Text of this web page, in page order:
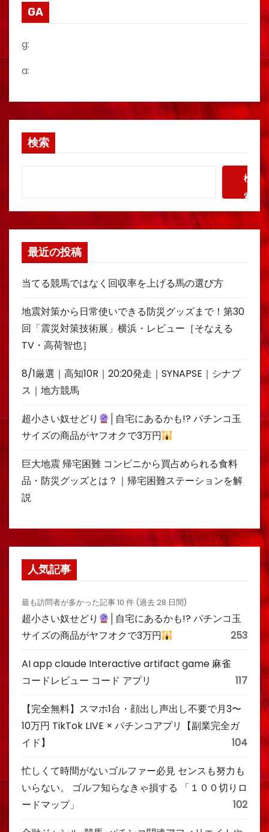
GA
g:
a:
検索
検
索
最近の投稿
当てる競馬ではなく回収率を上げる馬の選び方
地震対策から日常使いできる防災グッズまで！第30
回「震災対策技術展」横浜・レビュー［そなえる
TV・高荷智也］
8/1厳選｜高知10R｜20:20発走｜SYNAPSE｜シナプ
ス｜地方競馬
超小さい奴せどり
│自宅にあるかも!? パチンコ玉
サイズの商品がヤフオクで3万円
巨大地震 帰宅困難 コンビニから買占められる食料
品・防災グッズとは？｜帰宅困難ステーションを解
説
人気記事
最も訪問者が多かった記事 10 件 (過去 28 日間)
超小さい奴せどり
│自宅にあるかも!? パチンコ玉
サイズの商品がヤフオクで3万円
253
AI app claude Interactive artifact game 麻雀
コードレビュー コード アプリ
117
【完全無料】スマホ1台・顔出し声出し不要で月3〜
10万円 TikTok LIVE × パチンコアプリ【副業完全ガ
イド】
104
忙しくて時間がないゴルファー必見 センスも努力も
いらない。 ゴルフ知らなきゃ損する 「１００切りロ
ードマップ」
102